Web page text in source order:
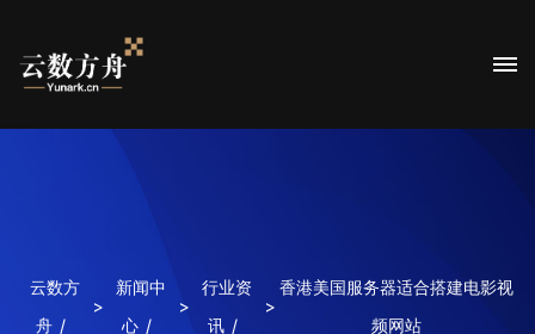
云数方
舟
>
新闻中
心
>
行业资
讯
>
香港美国服务器适合搭建电影视
频网站